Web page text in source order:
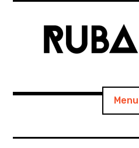
and the
Menu